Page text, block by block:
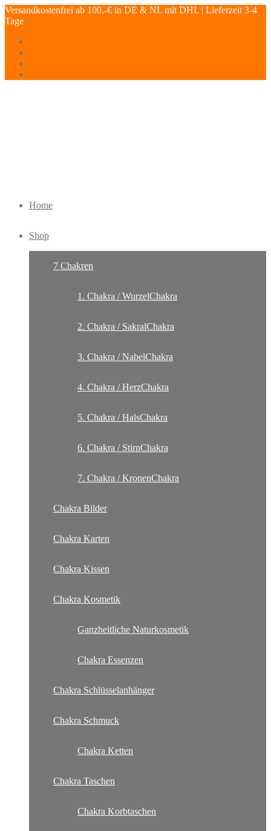
Versandkostenfrei ab 100,-€ in DE & NL mit DHL | Lieferzeit 3-4
Tage
Home
Shop
7 Chakren
1. Chakra / WurzelChakra
2. Chakra / SakralChakra
3. Chakra / NabelChakra
4. Chakra / HerzChakra
5. Chakra / HalsChakra
6. Chakra / StirnChakra
7. Chakra / KronenChakra
Chakra Bilder
Chakra Karten
Chakra Kissen
Chakra Kosmetik
Ganzheitliche Naturkosmetik
Chakra Essenzen
Chakra Schlüsselanhänger
Chakra Schmuck
Chakra Ketten
Chakra Taschen
Chakra Korbtaschen